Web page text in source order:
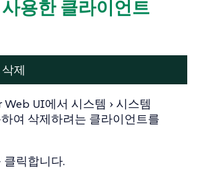
용한 클라이언트
제
Web UI에서 시스템
시스템
여 삭제하려는 클라이언트를
클릭합니다.